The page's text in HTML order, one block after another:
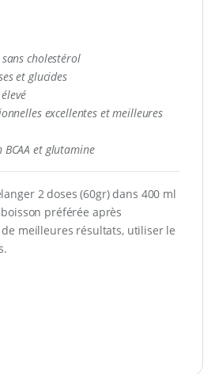
cholestérol
et glucides
excellentes et meilleures
et glutamine
2 doses (60gr) dans 400 ml
préférée après
de meilleures résultats, utiliser le